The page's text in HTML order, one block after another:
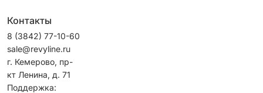
Контакты
8 (3842) 77-10-60
sale@revyline.ru
г. Кемерово, пр-
кт Ленина, д. 71
Поддержка: